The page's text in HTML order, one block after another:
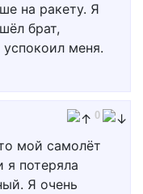
на ракету. Я
брат,
меня.
0
мой самолёт
я потеряла
Я очень